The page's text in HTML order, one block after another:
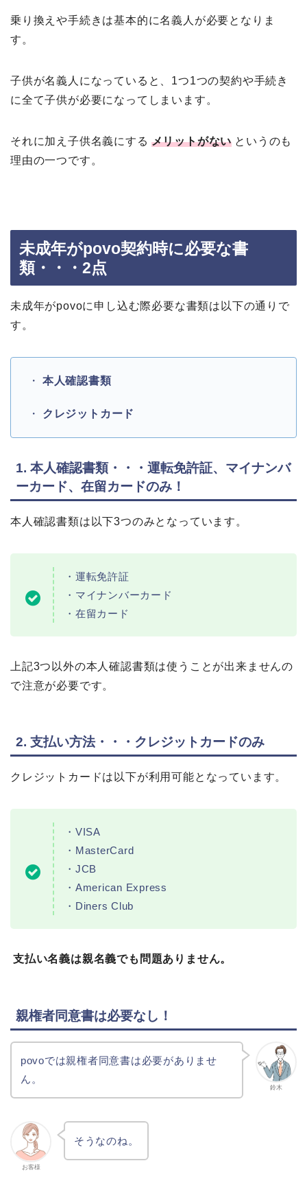
乗り換えや手続きは基本的に名義人が必要となりま
す。
子供が名義人になっていると、1つ1つの契約や手続き
に全て子供が必要になってしまいます。
それに加え子供名義にする メリットがない というのも
理由の一つです。
未成年がpovo契約時に必要な書
類・・・2点
未成年がpovoに申し込む際必要な書類は以下の通りで
す。
・ 本人確認書類
・ クレジットカード
1. 本人確認書類・・・運転免許証、マイナンバ
ーカード、在留カードのみ！
本人確認書類は以下3つのみとなっています。
・運転免許証
・マイナンバーカード
・在留カード
上記3つ以外の本人確認書類は使うことが出来ませんの
で注意が必要です。
2. 支払い方法・・・クレジットカードのみ
クレジットカードは以下が利用可能となっています。
・VISA
・MasterCard
・JCB
・American Express
・Diners Club
支払い名義は親名義でも問題ありません。
親権者同意書は必要なし！
鈴木
povoでは親権者同意書は必要がありませ
ん。
お客様
そうなのね。